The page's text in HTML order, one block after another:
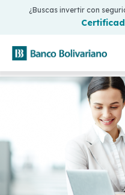
¿Buscas invertir con